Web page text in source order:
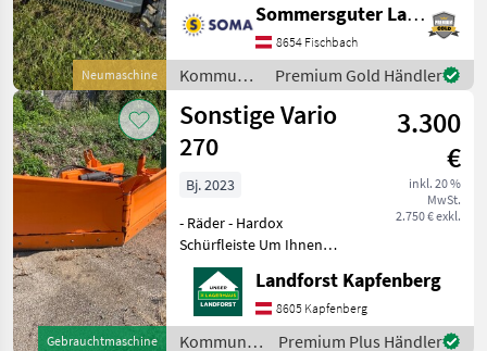
Neumaschine
Stabil und sicher im Hang!
Technische Details &
Ausstattung: Antrieb:
Hybrid-Syst
Sommersguter Landmaschinen GmbH
8654 Fischbach
Kommunalgeräte
/ Bluebird
Premium Gold Händler
Gebrauchtmaschine
Sonstige Vario
270
3.300
€
inkl. 20 %
MwSt.
2.750 € exkl.
Bj. 2023
- Räder - Hardox
Schürfleiste Um Ihnen
unnötige Wartezeiten oder
Wegstrecken zu ersparen,
bitten wir Sie um vorherige
Kontaktaufnahme, falls Sie
Landforst Kapfenberg
8605 Kapfenberg
KommunalgerätePremium Plus Händler